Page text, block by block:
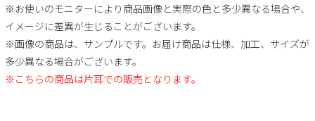
※お使いのモニターにより商品画像と実際の色と多少異なる場合や、
イメージに差異が生じることがございます。
※画像の商品は、サンプルです。お届け商品は仕様、加工、サイズが
多少異なる場合がございます。
※こちらの商品は片耳での販売となります。